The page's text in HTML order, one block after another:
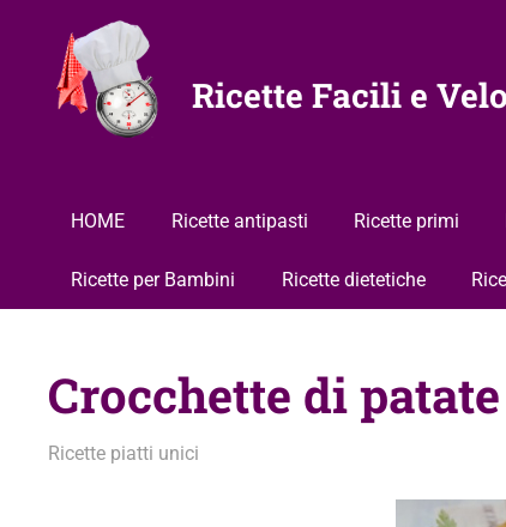
contenuto
Ricette Facili e
HOME Ricette antipasti Ricette primi
Ricette per Bambini Ricette dietetiche
Crocchette di
24 Febbraio 2010
admin
Ricette piatti unici